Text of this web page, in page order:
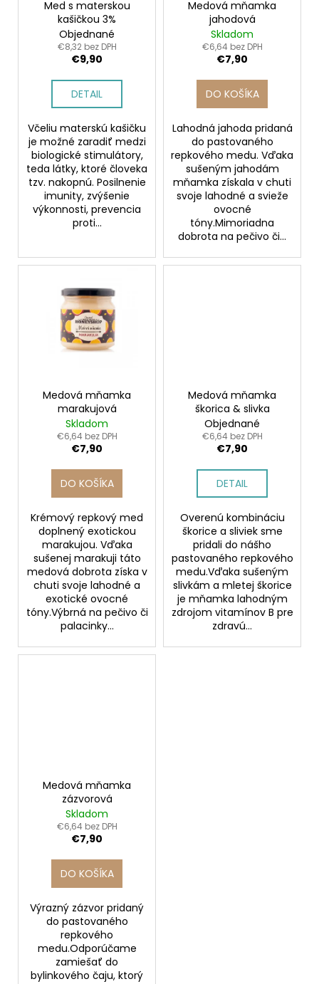
Med s materskou
kašičkou 3%
Objednané
€8,32 bez DPH
€9,90
DETAIL
Včeliu materskú kašičku
je možné zaradiť medzi
biologické stimulátory,
teda látky, ktoré človeka
tzv. nakopnú. Posilnenie
imunity, zvýšenie
výkonnosti, prevencia
proti...
Medová mňamka
jahodová
Skladom
€6,64 bez DPH
€7,90
DO KOŠÍKA
Lahodná jahoda pridaná
do pastovaného
repkového medu. Vďaka
sušeným jahodám
mňamka získala v chuti
svoje lahodné a svieže
ovocné
tóny.Mimoriadna
dobrota na pečivo či...
Medová mňamka
marakujová
Skladom
€6,64 bez DPH
€7,90
DO KOŠÍKA
Krémový repkový med
doplnený exotickou
marakujou. Vďaka
sušenej marakuji táto
medová dobrota získa v
chuti svoje lahodné a
exotické ovocné
tóny.Výbrná na pečivo či
palacinky...
Medová mňamka
škorica & slivka
Objednané
€6,64 bez DPH
€7,90
DETAIL
Overenú kombináciu
škorice a sliviek sme
pridali do nášho
pastovaného repkového
medu.Vďaka sušeným
slivkám a mletej škorice
je mňamka lahodným
zdrojom vitamínov B pre
zdravú...
Medová mňamka
zázvorová
Skladom
€6,64 bez DPH
€7,90
DO KOŠÍKA
Výrazný zázvor pridaný
do pastovaného
repkového
medu.Odporúčame
zamiešať do
bylinkového čaju, ktorý
HĽADAŤ
p